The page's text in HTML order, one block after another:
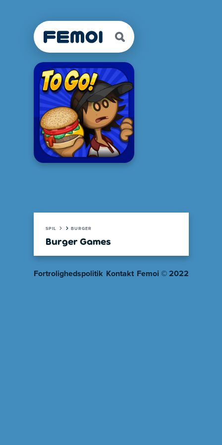
SPIL BURGER
Burger Games
Fortrolighedspolitik Kontakt Femoi © 2022